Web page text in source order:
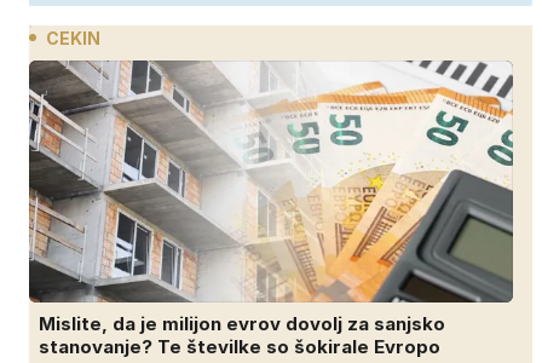
CEKIN
Mislite, da je milijon evrov dovolj za sanjsko
stanovanje? Te številke so šokirale Evropo